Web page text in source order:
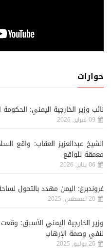
حوارات
نائب وزير الخارجية اليمني:
09 فبراير, 2026
الشيخ عبدالعزيز العقاب: واقع
معمقة للواقع
06 يناير, 2026
غروندبرغ: اليمن مهدد بالتحول
20 اغسطس, 2025
وزير الخارجية اليمني الأسبق:
لنفي وصمة الإرهاب
26 يوليو, 2025